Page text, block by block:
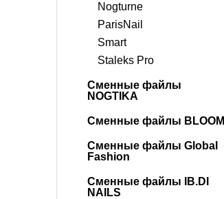
Nogturne
ParisNail
Smart
Staleks Pro
Сменные файлы
NOGTIKA
Сменные файлы BLOOM
Сменные файлы Global
Fashion
Сменные файлы IB.DI
NAILS